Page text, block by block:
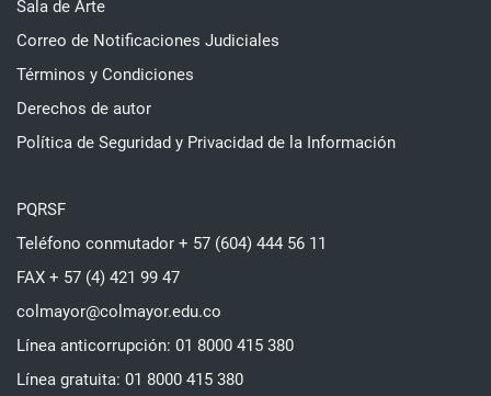
Sala de Arte
Correo de Notificaciones Judiciales
Términos y Condiciones
Derechos de autor
Política de Seguridad y Privacidad de la Información
PQRSF
Teléfono conmutador + 57 (604) 444 56 11
FAX + 57 (4) 421 99 47
colmayor@colmayor.edu.co
Línea anticorrupción: 01 8000 415 380
Línea gratuita: 01 8000 415 380